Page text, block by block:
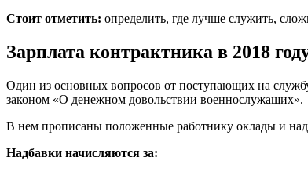
Стоит отметить: определить, где лучше служить,
Зарплата контрактника в 2018
Один из основных вопросов от поступающих на
законом «О денежном довольствии военнослужащих».
В нем прописаны положенные работнику оклады и
Надбавки начисляются за: